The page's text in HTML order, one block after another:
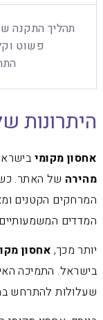
תהליך התקנה
פשוט
היתרונות
אחסון מקומי
מהירה של האתר.
המרחקים הקטנים
המדדים
יותר מכך, אחסון
בישראל. התמיכה
שעלולות להתרחש